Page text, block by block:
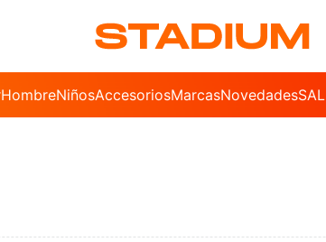
HombreNiñosAccesoriosMarcasNovedadesSALE